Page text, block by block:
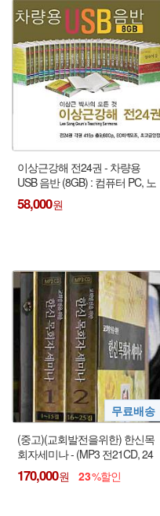
이상근강해 전24권 - 차량용
USB 음반 (8GB) : 컴퓨터 PC, 노
트북 사용 가능 !!!
58,000
(중고)(교회발전을위한) 한신목
회자세미나 - (MP3 전21CD, 24
집 없음 / Software 17CD)
170,000 23